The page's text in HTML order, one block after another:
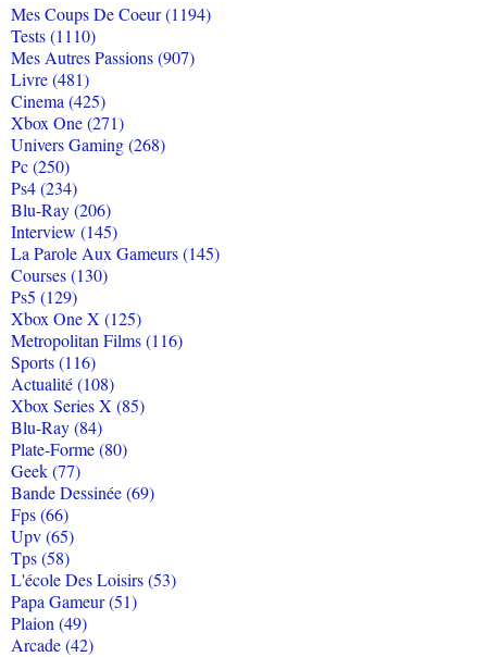
Mes Coups De Coeur (1194)
Tests (1110)
Mes Autres Passions (907)
Livre (481)
Cinema (425)
Xbox One (271)
Univers Gaming (268)
Pc (250)
Ps4 (234)
Blu-Ray (206)
Interview (145)
La Parole Aux Gameurs (145)
Courses (130)
Ps5 (129)
Xbox One X (125)
Metropolitan Films (116)
Sports (116)
Actualité (108)
Xbox Series X (85)
Blu-Ray (84)
Plate-Forme (80)
Geek (77)
Bande Dessinée (69)
Fps (66)
Upv (65)
Tps (58)
L'école Des Loisirs (53)
Papa Gameur (51)
Plaion (49)
Arcade (42)